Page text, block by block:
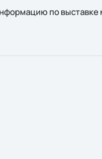
по